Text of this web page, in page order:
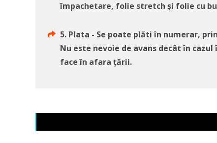
împachetare, folie stretch și folie cu
5. Plata - Se poate plăti în numerar,
Nu este nevoie de avans decât în
face în afara țării.